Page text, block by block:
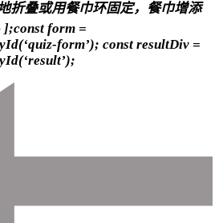
折叠或用餐巾环固定，餐巾增添
];const form =
form’); const resultDiv =